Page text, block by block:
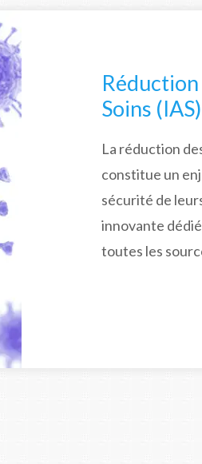
Soins (IAS)
La réduction
constitue un
sécurité de
innovante
toutes les